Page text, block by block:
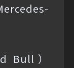
Bull）